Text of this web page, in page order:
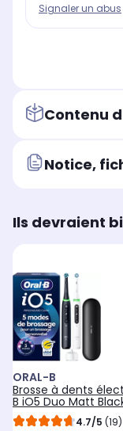
Signaler un abus
Contenu
Notice,
Ils devraient
ORAL-B
Brosse à dents
B iO5 Duo Matt
White 4.7/5 (19)